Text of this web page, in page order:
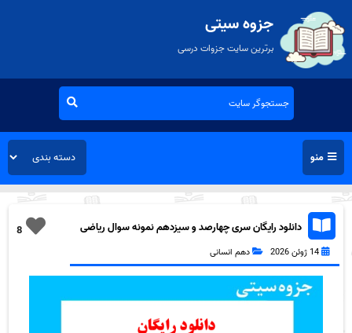
جزوه سیتی
برترین سایت جزوات درسی
منو
8
دانلود رایگان سری چهارصد و سیزدهم نمونه سوال ریاضی
و آمار دهم انسانی به همراه pdf
14 ژوئن 2026 دهم انسانی